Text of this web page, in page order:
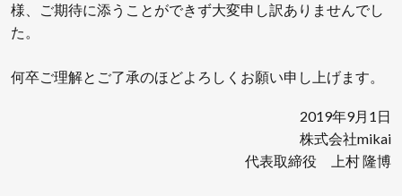
様、ご期待に添うことができず大変申し訳ありませんでし
た。
何卒ご理解とご了承のほどよろしくお願い申し上げます。
2019年9月1日
株式会社mikai
代表取締役 上村 隆博